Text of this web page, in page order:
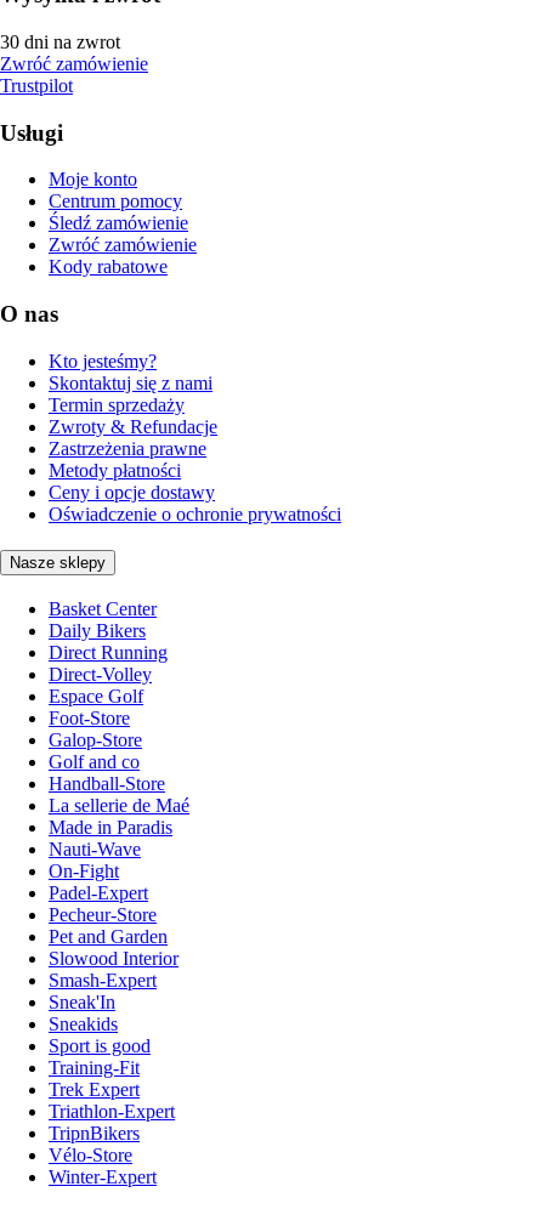
30 dni na zwrot
Zwróć zamówienie
Trustpilot
Usługi
Moje konto
Centrum pomocy
Śledź zamówienie
Zwróć zamówienie
Kody rabatowe
O nas
Kto jesteśmy?
Skontaktuj się z nami
Termin sprzedaży
Zwroty & Refundacje
Zastrzeżenia prawne
Metody płatności
Ceny i opcje dostawy
Oświadczenie o ochronie prywatności
Nasze sklepy
Basket Center
Daily Bikers
Direct Running
Direct-Volley
Espace Golf
Foot-Store
Galop-Store
Golf and co
Handball-Store
La sellerie de Maé
Made in Paradis
Nauti-Wave
On-Fight
Padel-Expert
Pecheur-Store
Pet and Garden
Slowood Interior
Smash-Expert
Sneak'In
Sneakids
Sport is good
Training-Fit
Trek Expert
Triathlon-Expert
TripnBikers
Vélo-Store
Winter-Expert